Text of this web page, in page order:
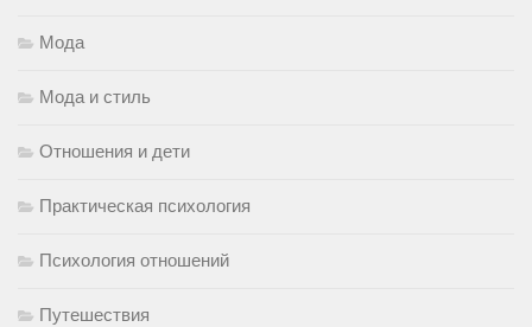
Мода
Мода и стиль
Отношения и дети
Практическая психология
Психология отношений
Путешествия